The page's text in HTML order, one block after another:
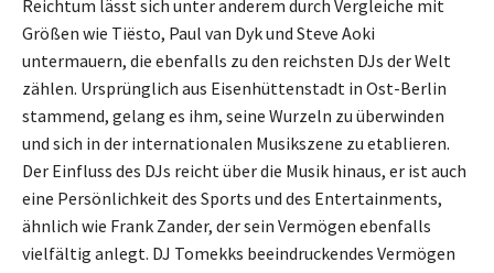
Reichtum lässt sich unter anderem durch Vergleiche mit
Größen wie Tiësto, Paul van Dyk und Steve Aoki
untermauern, die ebenfalls zu den reichsten DJs der Welt
zählen. Ursprünglich aus Eisenhüttenstadt in Ost-Berlin
stammend, gelang es ihm, seine Wurzeln zu überwinden
und sich in der internationalen Musikszene zu etablieren.
Der Einfluss des DJs reicht über die Musik hinaus, er ist auch
eine Persönlichkeit des Sports und des Entertainments,
ähnlich wie Frank Zander, der sein Vermögen ebenfalls
vielfältig anlegt. DJ Tomekks beeindruckendes Vermögen